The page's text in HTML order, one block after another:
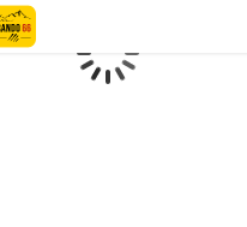
Geotrek-randoLoading